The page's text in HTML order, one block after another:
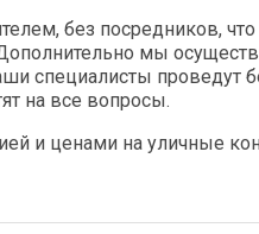
без посредников,
мы
специалисты проведут
на все вопросы.
и ценами на уличные